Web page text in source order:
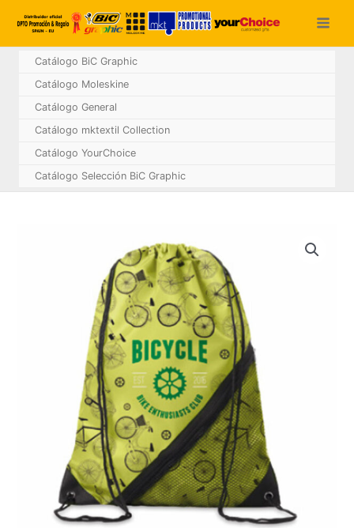
Catálogo BiC Graphic
Catálogo Moleskine
Catálogo General
Catálogo mktextil Collection
Catálogo YourChoice
Catálogo Selección BiC Graphic